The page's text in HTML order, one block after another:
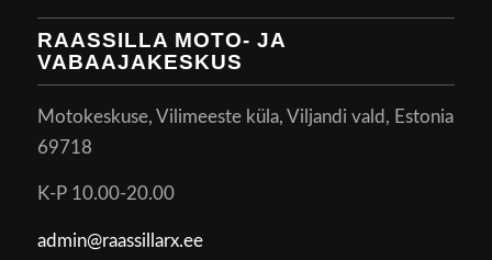
RAASSILLA MOTO- JA
VABAAJAKESKUS
Motokeskuse, Vilimeeste küla, Viljandi vald, Estonia
69718
K-P 10.00-20.00
admin@raassillarx.ee